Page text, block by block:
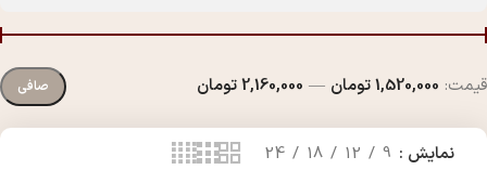
صافی قيمت: 1,520,000 تومان — 2,160,000 تومان
نمایش 9
12
18
24